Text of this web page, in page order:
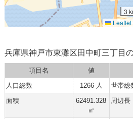
3
Leaflet
兵庫県神戸市東灘区田中町三丁目
項目名 値
人口総数
1266 人 世帯総
面積
62491.328
㎡
周辺長